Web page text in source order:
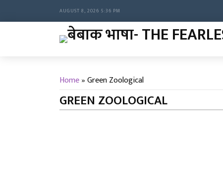
AUGUST 8, 2026 5:36 PM
Home»Green Zoological
GREEN ZOOLOGICAL